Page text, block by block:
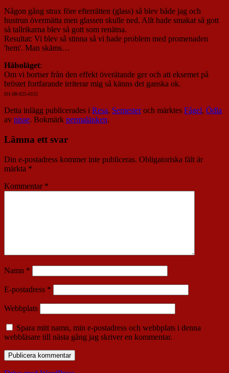
Någon gång strax före efterrätten (glass) så blev både jag och
hustrun övermätta men glassen skulle ned. Allt hade smakat så gott
så tallrikarna blev så gott som renätna.
Resultat: Vi blev så stinna så vi hade problem med promenaden
'hem'. Man skäms…
Hälsoläget:
Om vi bortser från den effekt överätande ger och att eksemet på
bröstet fortfarande irriterar mig så känns det ganska ok.
[01-08-025-015]
Detta inlägg publicerades i Resa, Semesteroch märktes Fågel, Ödla
av nisse. Bokmärk permalänken.
Lämna ett svar
Din e-postadress kommer inte publiceras. Obligatoriska fält är
märkta *
Kommentar *
Namn *
E-postadress *
Webbplats
Spara mitt namn, min e-postadress och webbplats i denna
webbläsare till nästa gång jag skriver en kommentar.